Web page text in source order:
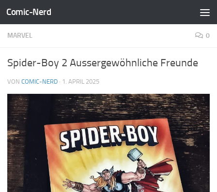
Zum Inhalt springen
Comic-Nerd
MARVEL 0
Spider-Boy 2 Aussergewöhnliche Freunde
VON COMIC-NERD · 1. APRIL 2025